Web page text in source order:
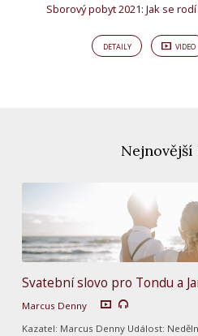
Sborový pobyt 2021: Jak se
DETAILY VIDEO
Nejnovější
Svatební slovo pro Tondu a
Marcus Denny
Kazatel: Marcus Denny Událost: